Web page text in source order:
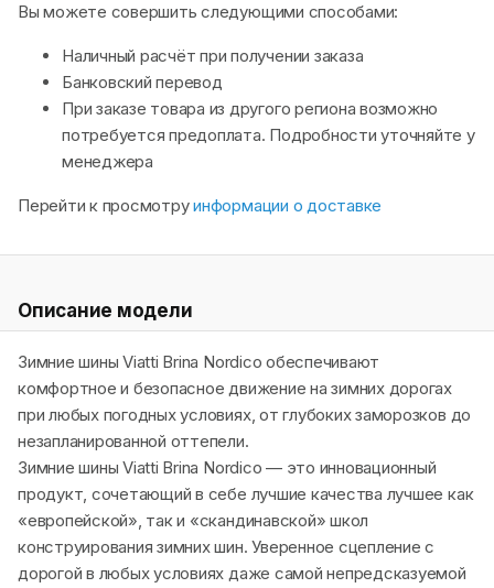
Вы можете совершить следующими способами:
Наличный расчёт при получении заказа
Банковский перевод
При заказе товара из другого региона возможно
потребуется предоплата. Подробности уточняйте у
менеджера
Перейти к просмотруинформации о доставке
Описание модели
Зимние шины Viatti Brina Nordico обеспечивают
комфортное и безопасное движение на зимних дорогах
при любых погодных условиях, от глубоких заморозков до
незапланированной оттепели.
Зимние шины Viatti Brina Nordico — это инновационный
продукт, сочетающий в себе лучшие качества лучшее как
«европейской», так и «скандинавской» школ
конструирования зимних шин. Уверенное сцепление с
дорогой в любых условиях даже самой непредсказуемой